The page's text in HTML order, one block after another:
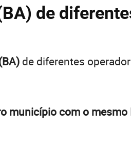
de
de diferentes
município com o mesmo